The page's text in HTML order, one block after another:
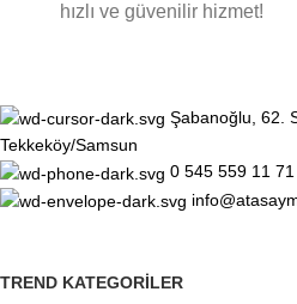
hızlı ve güvenilir hizmet!
Şabanoğlu, 62.
Tekkeköy/Samsun
0 545 559 11 71
TREND KATEGORILER